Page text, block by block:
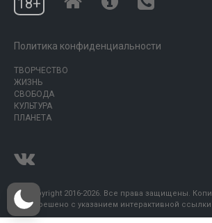
18+
Политика конфиденциальности
ТВОРЧЕСТВО
ЖИЗНЬ
СВОБОДА
КУЛЬТУРА
ПЛАНЕТА
© Copyright 2016-2026. Все права защищены.
разрешено с указанием интерактивной